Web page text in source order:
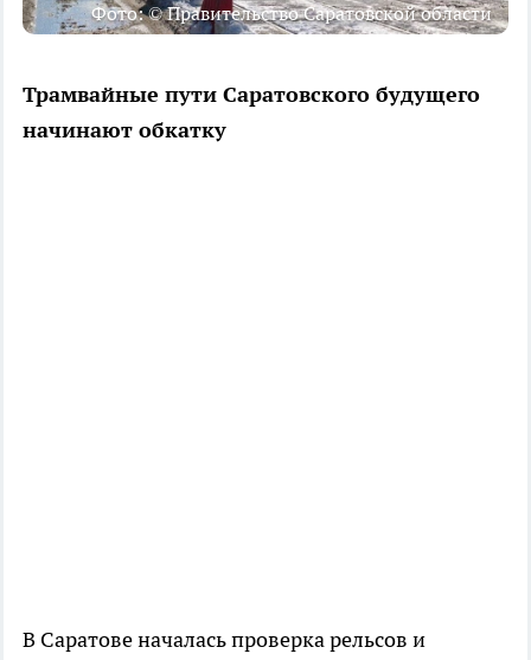
Фото: © Правительство Саратовской области
Трамвайные пути Саратовского будущего
начинают обкатку
В Саратове началась проверка рельсов и